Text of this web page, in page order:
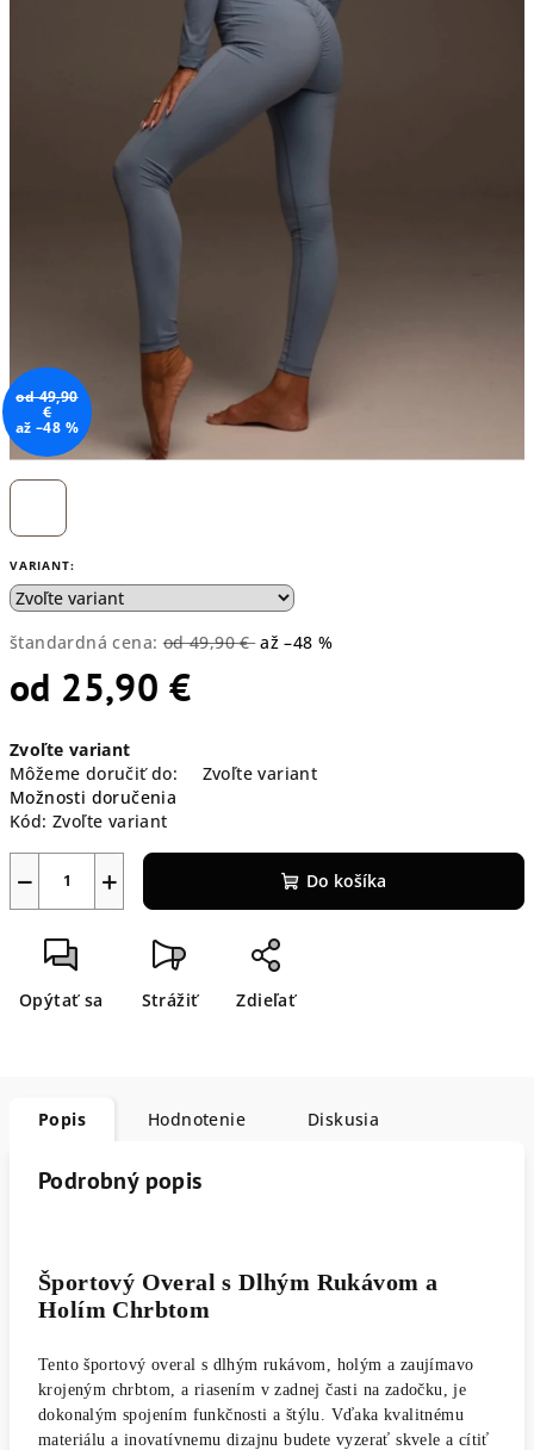
VARIANT:
štandardná cena: od 49,90 € až –48 %
od 25,90 €
cena:
Zvoľte variant
Môžeme doručiť do:
Zvoľte variant
Možnosti doručenia
Kód: Zvoľte variant
+
− Do košíka
Opýtať sa Strážiť Zdieľať
od 49,90
€
až –48 %
Popis Hodnotenie Diskusia
Podrobný popis
Športový Overal s Dlhým Rukávom a
Holím Chrbtom
Tento športový overal s dlhým rukávom, holým a zaujímavo
krojeným chrbtom, a riasením v zadnej časti na zadočku, je
dokonalým spojením funkčnosti a štýlu. Vďaka kvalitnému
materiálu a inovatívnemu dizajnu budete vyzerať skvele a cítiť